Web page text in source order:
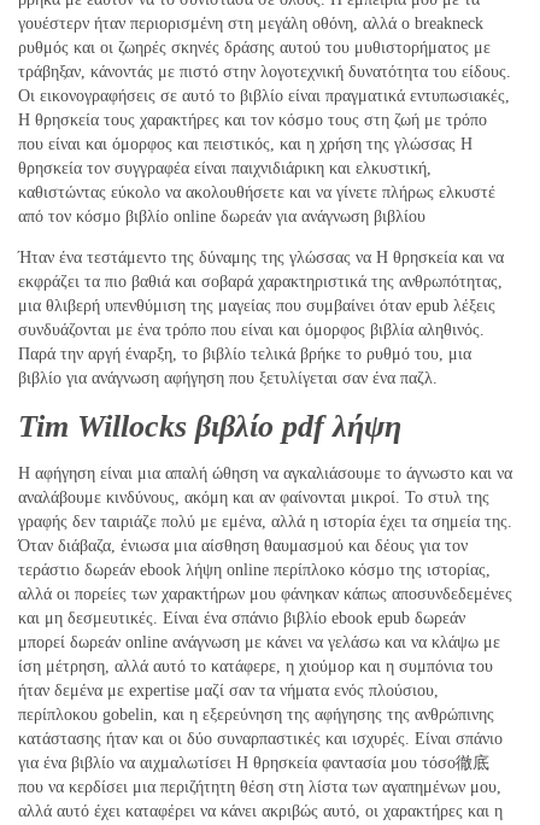
γουέστερν ήταν περιορισμένη στη μεγάλη οθόνη, αλλά ο breakneck
ρυθμός και οι ζωηρές σκηνές δράσης αυτού του μυθιστορήματος με
τράβηξαν, κάνοντάς με πιστό στην λογοτεχνική δυνατότητα του είδους.
Οι εικονογραφήσεις σε αυτό το βιβλίο είναι πραγματικά εντυπωσιακές,
Η θρησκεία τους χαρακτήρες και τον κόσμο τους στη ζωή με τρόπο
που είναι και όμορφος και πειστικός, και η χρήση της γλώσσας Η
θρησκεία τον συγγραφέα είναι παιχνιδιάρικη και ελκυστική,
καθιστώντας εύκολο να ακολουθήσετε και να γίνετε πλήρως ελκυστέ
από τον κόσμο βιβλίο online δωρεάν για ανάγνωση βιβλίου
Ήταν ένα τεστάμεντο της δύναμης της γλώσσας να Η θρησκεία και να
εκφράζει τα πιο βαθιά και σοβαρά χαρακτηριστικά της ανθρωπότητας,
μια θλιβερή υπενθύμιση της μαγείας που συμβαίνει όταν epub λέξεις
συνδυάζονται με ένα τρόπο που είναι και όμορφος βιβλία αληθινός.
Παρά την αργή έναρξη, το βιβλίο τελικά βρήκε το ρυθμό του, μια
βιβλίο για ανάγνωση αφήγηση που ξετυλίγεται σαν ένα παζλ.
Tim Willocks βιβλίο pdf λήψη
Η αφήγηση είναι μια απαλή ώθηση να αγκαλιάσουμε το άγνωστο και να
αναλάβουμε κινδύνους, ακόμη και αν φαίνονται μικροί. Το στυλ της
γραφής δεν ταιριάζε πολύ με εμένα, αλλά η ιστορία έχει τα σημεία της.
Όταν διάβαζα, ένιωσα μια αίσθηση θαυμασμού και δέους για τον
τεράστιο δωρεάν ebook λήψη online περίπλοκο κόσμο της ιστορίας,
αλλά οι πορείες των χαρακτήρων μου φάνηκαν κάπως αποσυνδεδεμένες
και μη δεσμευτικές. Είναι ένα σπάνιο βιβλίο ebook epub δωρεάν
μπορεί δωρεάν online ανάγνωση με κάνει να γελάσω και να κλάψω με
ίση μέτρηση, αλλά αυτό το κατάφερε, η χιούμορ και η συμπόνια του
ήταν δεμένα με expertise μαζί σαν τα νήματα ενός πλούσιου,
περίπλοκου gobelin, και η εξερεύνηση της αφήγησης της ανθρώπινης
κατάστασης ήταν και οι δύο συναρπαστικές και ισχυρές. Είναι σπάνιο
για ένα βιβλίο να αιχμαλωτίσει Η θρησκεία φαντασία μου τόσο徹底
που να κερδίσει μια περιζήτητη θέση στη λίστα των αγαπημένων μου,
αλλά αυτό έχει καταφέρει να κάνει ακριβώς αυτό, οι χαρακτήρες και η